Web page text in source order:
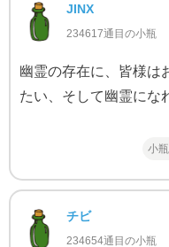
JINX
234617通目の小瓶
幽霊の存在に、皆様
たい、そして幽霊にな
小
チビ
234654通目の小瓶